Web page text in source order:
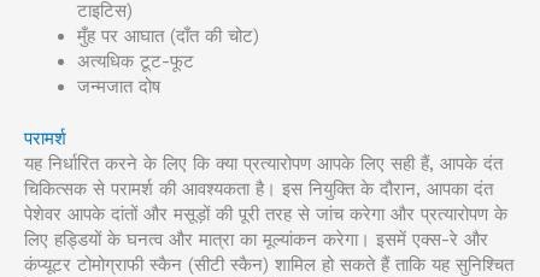
टाइटिस)
मुँह पर आघात (दाँत की चोट)
अत्यधिक टूट-फूट
जन्मजात दोष
परामर्श
यह निर्धारित करने के लिए कि क्या प्रत्यारोपण आपके लिए सही हैं, आपके दंत
चिकित्सक से परामर्श की आवश्यकता है। इस नियुक्ति के दौरान, आपका दंत
पेशेवर आपके दांतों और मसूड़ों की पूरी तरह से जांच करेगा और प्रत्यारोपण के
लिए हड्डियों के घनत्व और मात्रा का मूल्यांकन करेगा। इसमें एक्स-रे और
कंप्यूटर टोमोग्राफी स्कैन (सीटी स्कैन) शामिल हो सकते हैं ताकि यह सुनिश्चित